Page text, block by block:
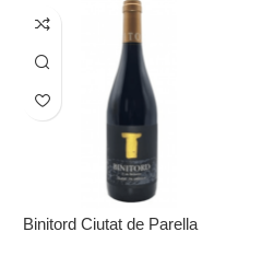
Binitord Ciutat de Parella